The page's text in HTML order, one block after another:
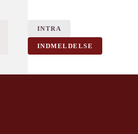
INTRA
INDMELDELSE